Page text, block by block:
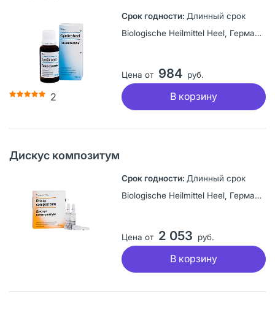
2
Длинный срок
Biologische Heilmittel Heel, Германия
Цена от 984 руб.
В корзину
Дискус композитум
Длинный срок
Biologische Heilmittel Heel, Германия
Цена от 2 053 руб.
В корзину